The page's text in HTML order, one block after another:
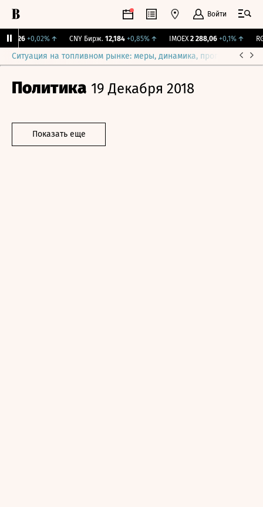
Войти
+0,02%↑ CNY Бирж. 12,184 +0,85%↑ IMOEX 2 288,06 +0,1% ↑
Ситуация на топливном рынке: меры, динамика, прогнозы
Политика 19 Декабря 2018
Показать еще